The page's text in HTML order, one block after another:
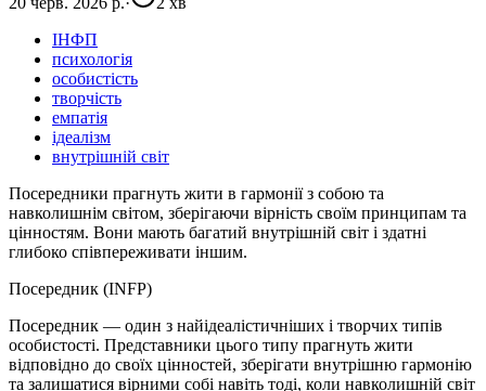
ІНФП
психологія
особистість
творчість
емпатія
ідеалізм
внутрішній світ
Посередники прагнуть жити в гармонії з собою та
навколишнім світом, зберігаючи вірність своїм принципам та
цінностям. Вони мають багатий внутрішній світ і здатні
глибоко співпереживати іншим.
Посередник (INFP)
Посередник — один з найідеалістичніших і творчих типів
особистості. Представники цього типу прагнуть жити
відповідно до своїх цінностей, зберігати внутрішню гармонію
та залишатися вірними собі навіть тоді, коли навколишній світ